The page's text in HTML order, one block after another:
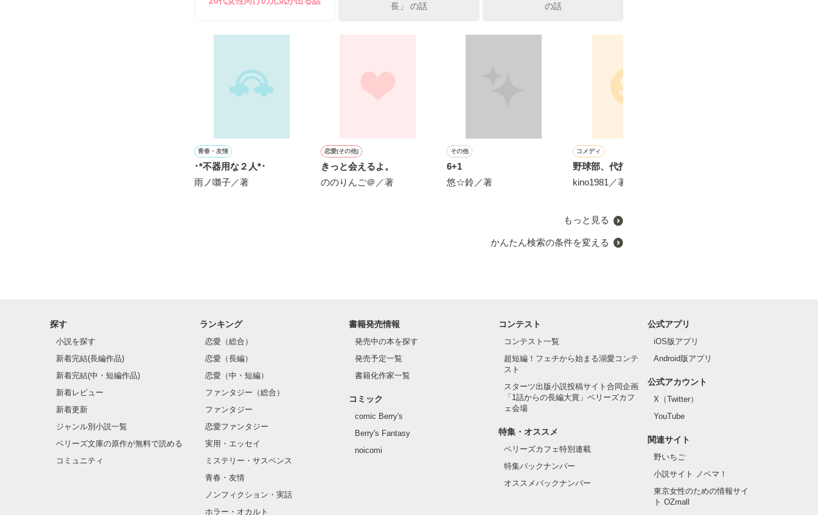
悩み傷つき　精一杯愛した人
「俺なら　亜恋を
泣かせたりしないのに…」
ユウと愛斗の間で
揺れ動く　私は
再び涙恋の魔法にかけられ
長」 の話
の話
青春・友情
･*不器用な２人*･
雨ノ囃子／著
恋愛(その他)
きっと会えるよ。
ののりんご＠／著
その他
6+1
悠☆鈴／著
コメディ
野球部、代打中村の恋
kino1981／著
もっと見る
かんたん検索の条件を変える
探す
小説を探す
新着完結(長編作品)
新着完結(中・短編作品)
新着レビュー
新着更新
ジャンル別小説一覧
ベリーズ文庫の原作が無料で読める
コミュニティ
ランキング
恋愛（総合）
恋愛（長編）
恋愛（中・短編）
ファンタジー（総合）
ファンタジー
恋愛ファンタジー
実用・エッセイ
ミステリー・サスペンス
青春・友情
ノンフィクション・実話
ホラー・オカルト
書籍発売情報
発売中の本を探す
発売予定一覧
書籍化作家一覧
コミック
comic Berry's
Berry's Fantasy
noicomi
コンテスト
コンテスト一覧
超短編！フェチから始まる溺愛コンテ
スト
スターツ出版小説投稿サイト合同企画
「1話からの長編大賞」ベリーズカフ
ェ会場
特集・オススメ
ベリーズカフェ特別連載
特集バックナンバー
オススメバックナンバー
公式アプリ
iOS版アプリ
Android版アプリ
公式アカウント
X（Twitter）
YouTube
関連サイト
野いちご
小説サイト ノベマ！
東京女性のための情報サイ
ト OZmall